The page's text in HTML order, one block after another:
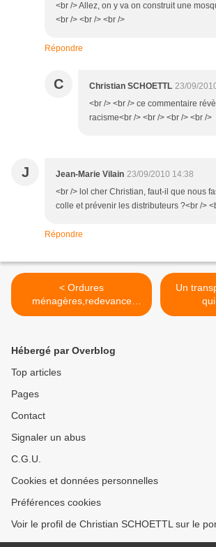
<br /> Allez, on y va on construit une
<br /> <br /> <br />
Répondre
C Christian SCHOETTL 23/09/
<br /> <br /> ce commentaire
racisme<br /> <br /> <br /> <br />
J Jean-Marie Vilain 23/09/2010 14:38
<br /> lol cher Christian, faut-il que nous
colle et prévenir les distributeurs ?<br />
Répondre
< Ordures
ménagères,redevance
incitative
Un
Hébergé par Overblog
Top articles
Pages
Contact
Signaler un abus
C.G.U.
Cookies et données personnelles
Préférences cookies
Voir le profil de Christian SCHOETTL sur le